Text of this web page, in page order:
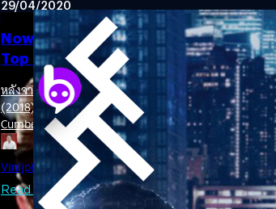
29/04/2020
Now You See Me ภาค 3 ได้มือเขียนบท
Top Gun: Maverick
หลังจากผู้กำกับภาค 2 อย่าง Jon M. Chu จาก G.I. Joe:
(2018) ได้ออกมายืนยันแล้วว่า ภาค 3 จะเกิดขึ้นแน่นอนโด
Cumberbatch ผู้รับบทหมอแปลก "ดร.สเตรนจ์" ในจักรว
หนัง Lionsgate ได้จ้าง Eric Warren Singer มือเขียนบท
Hustle (2013) รวมถึงเขียนบทหนังคุณภาพอย่าง Only
จะเข้าฉายในปีนี้ มาทำหน้าที่เขียนบทหนังโจรกรรม Now
ซึ่งก็น่าจะสร้างความมั่นใจให้กับแฟน ๆ ที่รู้สึกว่าบทภาคสอ
Vinijphat Kanyapong | 2290 days ago
Read More